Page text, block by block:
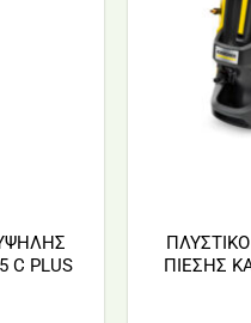
C PLUS
ΠΙΕΣΗΣ